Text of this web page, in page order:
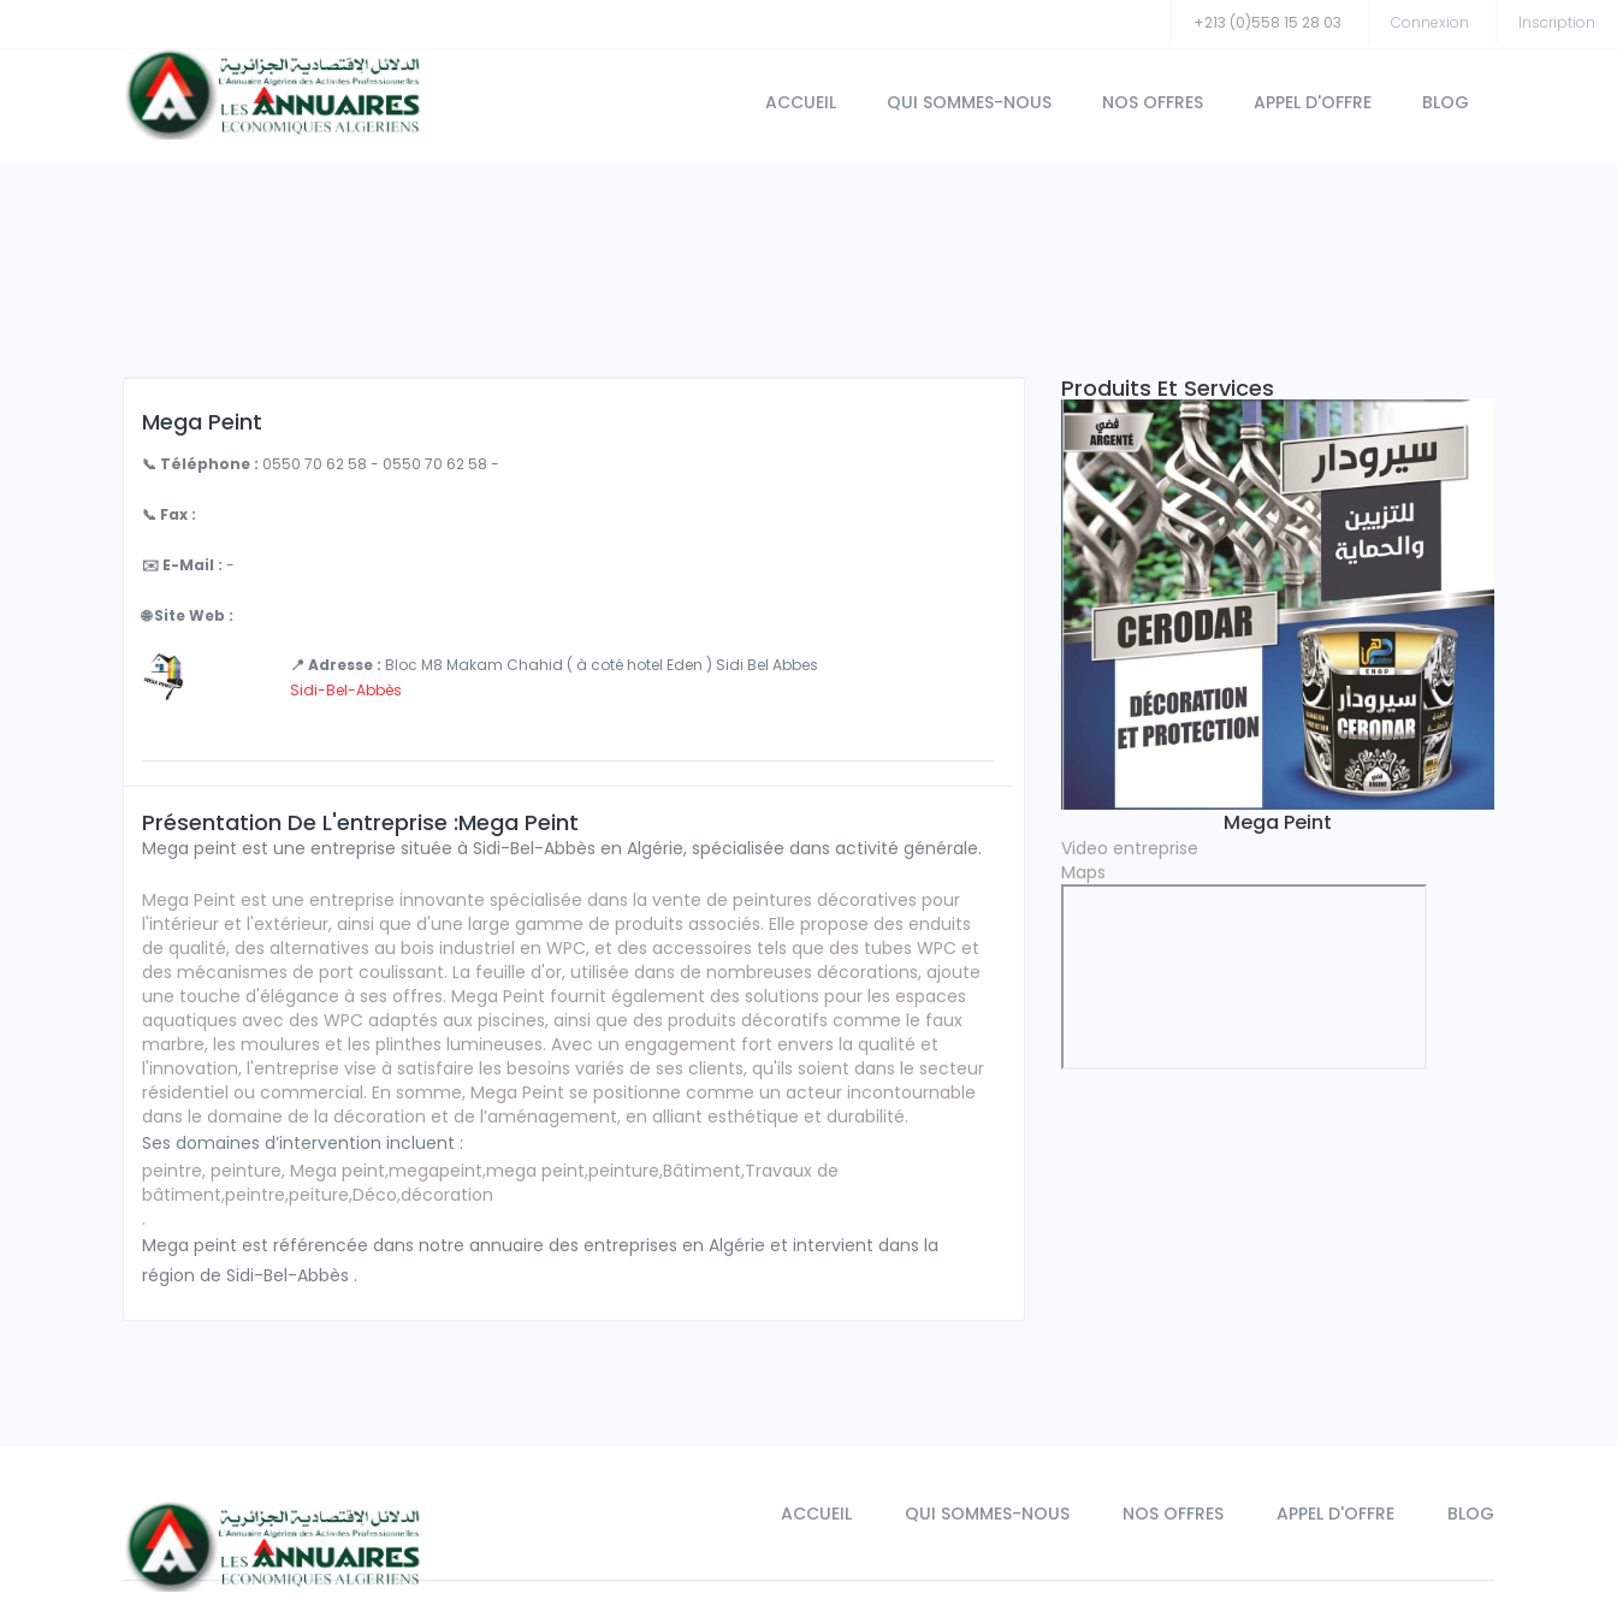
+213 (0)558 15 28 03 Connexion Inscription
ACCUEIL QUI SOMMES-NOUS NOS OFFRES APPEL D'OFFRE BLOG
Mega Peint
📞 Téléphone : 0550 70 62 58 - 0550 70 62 58 -
📞 Fax :
✉️ E-Mail : -
🌐 Site Web :
📍 Adresse : Bloc M8 Makam Chahid ( à coté hotel Eden ) Sidi Bel Abbes
Sidi-Bel-Abbès
Présentation De L'entreprise :Mega Peint
Mega peint est une entreprise située à Sidi-Bel-Abbès en Algérie, spécialisée dans activité générale.
Mega Peint est une entreprise innovante spécialisée dans la vente de peintures décoratives pour
l'intérieur et l'extérieur, ainsi que d'une large gamme de produits associés. Elle propose des enduits
de qualité, des alternatives au bois industriel en WPC, et des accessoires tels que des tubes WPC et
des mécanismes de port coulissant. La feuille d'or, utilisée dans de nombreuses décorations, ajoute
une touche d'élégance à ses offres. Mega Peint fournit également des solutions pour les espaces
aquatiques avec des WPC adaptés aux piscines, ainsi que des produits décoratifs comme le faux
marbre, les moulures et les plinthes lumineuses. Avec un engagement fort envers la qualité et
l'innovation, l'entreprise vise à satisfaire les besoins variés de ses clients, qu'ils soient dans le secteur
résidentiel ou commercial. En somme, Mega Peint se positionne comme un acteur incontournable
dans le domaine de la décoration et de l’aménagement, en alliant esthétique et durabilité.
Ses domaines d’intervention incluent :
peintre, peinture, Mega peint,megapeint,mega peint,peinture,Bâtiment,Travaux de
bâtiment,peintre,peiture,Déco,décoration
.
Mega peint est référencée dans notre annuaire des entreprises en Algérie et intervient dans la
région de Sidi-Bel-Abbès .
Produits Et Services
Mega Peint
Video entreprise
Maps
ACCUEIL QUI SOMMES-NOUS NOS OFFRES APPEL D'OFFRE BLOG